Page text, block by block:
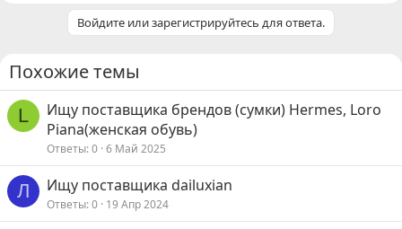
Войдите или зарегистрируйтесь для ответа.
Похожие темы
L
Ищу поставщика брендов (сумки) Hermes, Loro
Piana(женская обувь)
Ответы 0 6 Май 2025
Л Ищу поставщика dailuxian
Ответы 0 19 Апр 2024